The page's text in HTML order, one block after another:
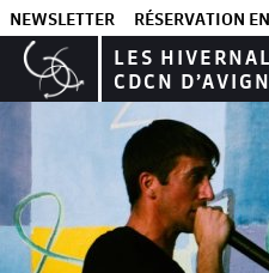
NEWSLETTER RÉSERVATION
LES
CDCN